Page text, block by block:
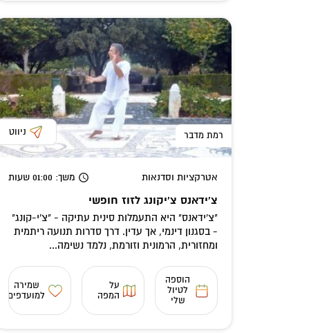
רמת מדבר ניווט
אטרקציות וסדנאות משך: 01:00 שעות
צ'ידאנס צ'יקונג לזוז חופשי
"צ'ידאנס" היא התעמלות סינית עתיקה - "צ'י-קונג"
- בסגנון דינמי, אך עדין. דרך סדרות תנועה ריתמית
ומחזורית, הרמונית וזורמת, נלמד נשימה...
הוספה
לטיול
שלי
על
המפה
שמירה
למועדפים